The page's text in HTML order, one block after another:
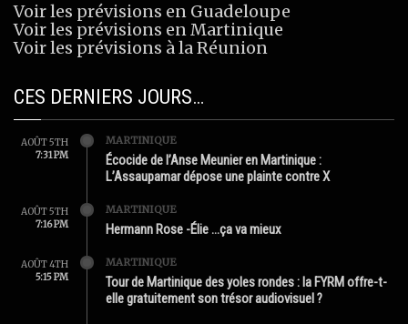
Voir les prévisions en Guadeloupe
Voir les prévisions en Martinique
Voir les prévisions à la Réunion
CES DERNIERS JOURS…
AOÛT 5TH
7:31 PM
MARTINIQUE
Écocide de l’Anse Meunier en Martinique :
L’Assaupamar dépose une plainte contre X
AOÛT 5TH
7:16 PM
MARTINIQUE
Hermann Rose -Élie …ça va mieux
AOÛT 4TH
5:15 PM
MARTINIQUE
Tour de Martinique des yoles rondes : la FYRM offre-t-
elle gratuitement son trésor audiovisuel ?